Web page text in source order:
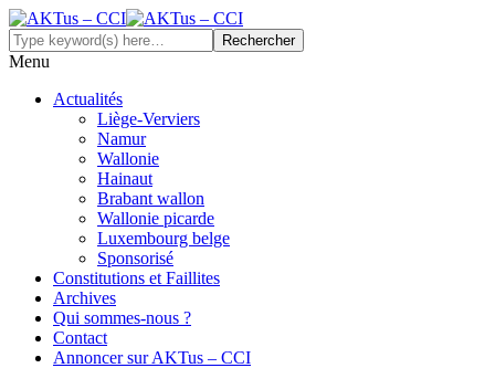
Menu
Actualités
Liège-Verviers
Namur
Wallonie
Hainaut
Brabant wallon
Wallonie picarde
Luxembourg belge
Sponsorisé
Constitutions et Faillites
Archives
Qui sommes-nous ?
Contact
Annoncer sur AKTus – CCI